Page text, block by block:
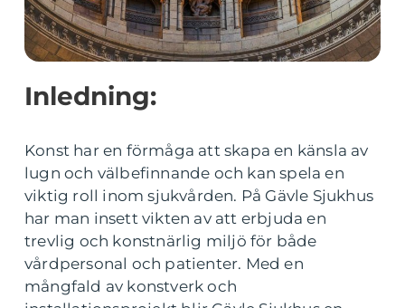
Inledning:
Konst har en förmåga att skapa en känsla av
lugn och välbefinnande och kan spela en
viktig roll inom sjukvården. På Gävle Sjukhus
har man insett vikten av att erbjuda en
trevlig och konstnärlig miljö för både
vårdpersonal och patienter. Med en
mångfald av konstverk och